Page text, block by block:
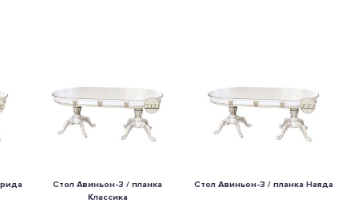
Стол Авиньон-3 / планка
Классика
Стол Авиньон-3 / планка Наяда